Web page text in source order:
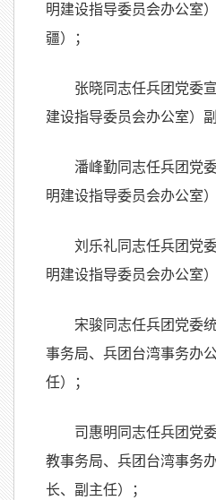
明建设指导委员会办公室
疆）；
张晓同志任兵团党委
建设指导委员会办公室）副
潘峰勤同志任兵团党
明建设指导委员会办公室）
刘乐礼同志任兵团党
明建设指导委员会办公室
宋骏同志任兵团党委
事务局、兵团台湾事务办
任）；
司惠明同志任兵团党
教事务局、兵团台湾事务
长、副主任）；